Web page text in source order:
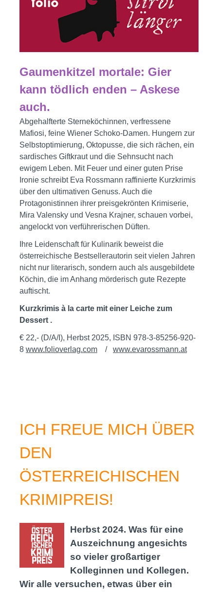
Gaumenkitzel mortale: Gier
kann tödlich enden – Askese
auch.
Abgehalfterte Sterneköchinnen, verfressene
Mafiosi, feine Wiener Schoko-Damen. Hungern zur
Selbstoptimierung, Oktopusse, die sich rächen, ein
sardisches Giftkraut und die Sehnsucht nach
ewigem Leben. Mit Feuer und einer guten Prise
Ironie schreibt Eva Rossmann raffinierte Kurzkrimis
über den ultimativen Genuss. Auch die
Protagonistinnen ihrer preisgekrönten Krimiserie,
Mira Valensky und Vesna Krajner, schauen vorbei,
angelockt von verführerischen Düften.
Ihre Leidenschaft für Kulinarik beweist die
österreichische Bestsellerautorin seit vielen Jahren
nicht nur literarisch, sondern auch als ausgebildete
Köchin, die im Anhang mörderisch gute Rezepte
auftischt.
Kurzkrimis à la carte mit einer Leiche zum
Dessert .
€ 22,- (D/A/I), Herbst 2025, ISBN 978-3-85256-920-
8 www.folioverlag.com / www.evarossmann.at
ICH FREUE MICH ÜBER
DEN
ÖSTERREICHISCHEN
KRIMIPREIS!
Herbst 2024. Was für eine
Auszeichnung angesichts
so vieler großartiger
Kolleginnen und Kollegen.
Wir alle versuchen, etwas über ein